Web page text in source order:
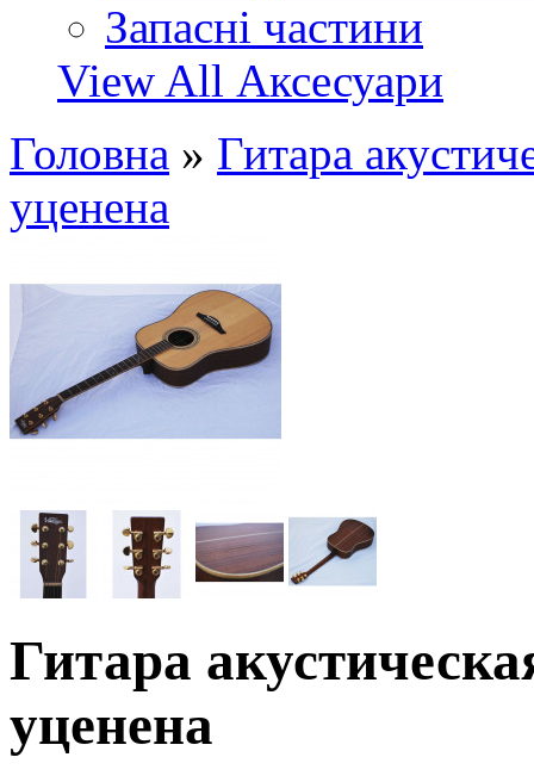
Запасні частини
View All Аксесуари
Головна » Гитара
уценена
Гитара
уценена